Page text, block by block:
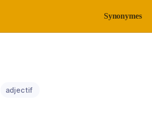
Synonymes
adjectif